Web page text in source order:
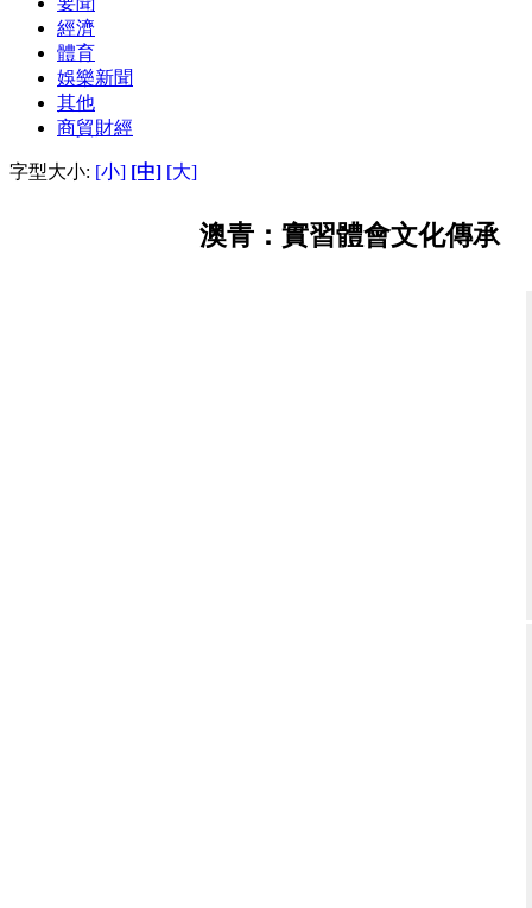
經濟
體育
娛樂新聞
其他
商貿財經
字型大小: [小] [中] [大]
澳青：實習體會文化傳承